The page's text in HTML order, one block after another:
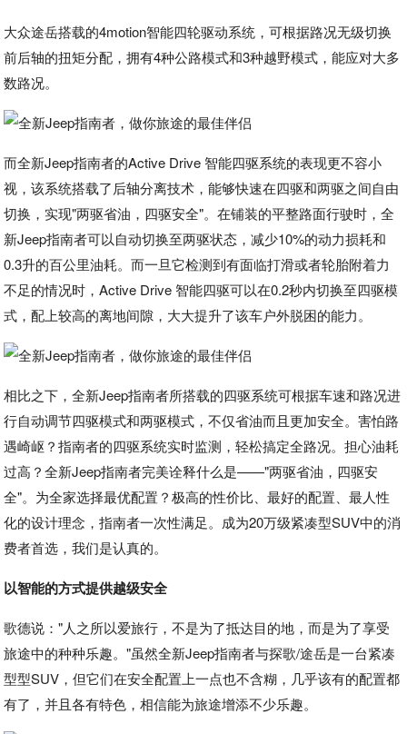
大众途岳搭载的4motion智能四轮驱动系统，可根据路况无级切换
前后轴的扭矩分配，拥有4种公路模式和3种越野模式，能应对大多
数路况。
而全新Jeep指南者的Active Drive 智能四驱系统的表现更不容小
视，该系统搭载了后轴分离技术，能够快速在四驱和两驱之间自由
切换，实现"两驱省油，四驱安全"。在铺装的平整路面行驶时，全
新Jeep指南者可以自动切换至两驱状态，减少10%的动力损耗和
0.3升的百公里油耗。而一旦它检测到有面临打滑或者轮胎附着力
不足的情况时，Active Drive 智能四驱可以在0.2秒内切换至四驱模
式，配上较高的离地间隙，大大提升了该车户外脱困的能力。
相比之下，全新Jeep指南者所搭载的四驱系统可根据车速和路况进
行自动调节四驱模式和两驱模式，不仅省油而且更加安全。害怕路
遇崎岖？指南者的四驱系统实时监测，轻松搞定全路况。担心油耗
过高？全新Jeep指南者完美诠释什么是——"两驱省油，四驱安
全"。为全家选择最优配置？极高的性价比、最好的配置、最人性
化的设计理念，指南者一次性满足。成为20万级紧凑型SUV中的消
费者首选，我们是认真的。
以智能的方式提供越级安全
歌德说："人之所以爱旅行，不是为了抵达目的地，而是为了享受
旅途中的种种乐趣。"虽然全新Jeep指南者与探歌/途岳是一台紧凑
型型SUV，但它们在安全配置上一点也不含糊，几乎该有的配置都
有了，并且各有特色，相信能为旅途增添不少乐趣。